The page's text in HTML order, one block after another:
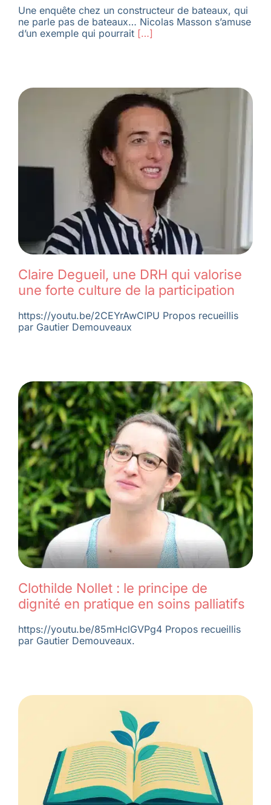
Une enquête chez un constructeur de bateaux, qui
ne parle pas de bateaux… Nicolas Masson s’amuse
d’un exemple qui pourrait[…]
Claire Degueil, une DRH qui valorise
une forte culture de la participation
https://youtu.be/2CEYrAwClPU Propos recueillis
par Gautier Demouveaux
Clothilde Nollet : le principe de
dignité en pratique en soins palliatifs
https://youtu.be/85mHclGVPg4 Propos recueillis
par Gautier Demouveaux.